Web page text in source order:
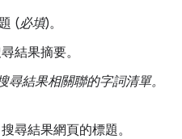
(必填)。
結果摘要。
尋結果相關聯的字詞清單。
尋結果網頁的標題。